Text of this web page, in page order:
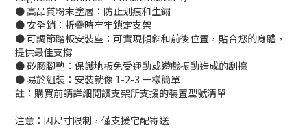
● 高品質粉末塗層：防止划痕和生鏽
● 安全銷：折疊時牢牢鎖定支架
● 可調節踏板安裝座：可實現傾斜和前後位置，貼合您的身體，
提供最佳支撐
● 矽膠腳墊：保護地板免受運動或遊戲振動造成的刮擦
● 易於組裝：安裝就像 1-2-3 一樣簡單
註：購買前請詳細閱讀支架所支援的裝置型號清單
注意：因尺寸限制，僅支援宅配寄送